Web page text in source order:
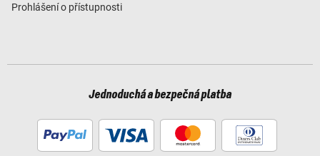
Prohlášení o přístupnosti
Jednoduchá a bezpečná platba